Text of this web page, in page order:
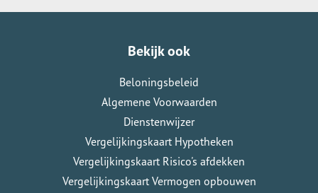
Bekijk ook
Beloningsbeleid
Algemene Voorwaarden
Dienstenwijzer
Vergelijkingskaart Hypotheken
Vergelijkingskaart Risico's afdekken
Vergelijkingskaart Vermogen opbouwen